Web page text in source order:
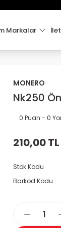
!
Markalar
MONERO
Nk250
0 Puan - 0
210,00 TL
Stok Kodu
Barkod Kodu